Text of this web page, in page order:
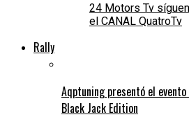
24 Motors Tv
el CANAL QuatroTv
Rally
Aqptuning presentó el
Black Jack Edition